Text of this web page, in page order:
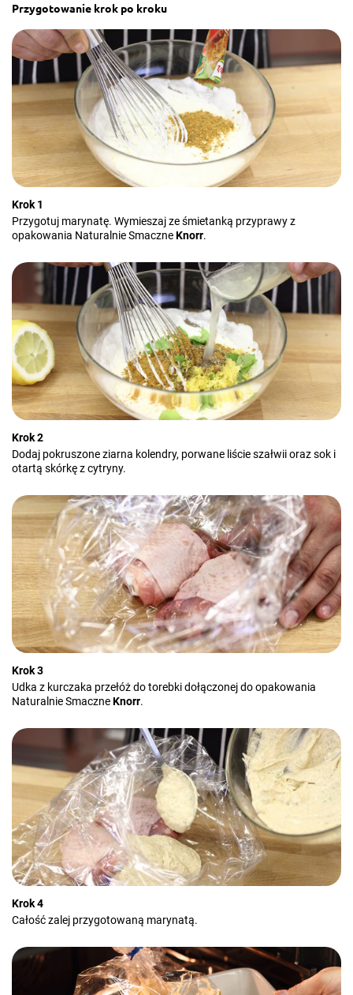
Przygotowanie krok po kroku
Krok 1
Przygotuj marynatę. Wymieszaj ze śmietanką przyprawy z
opakowania Naturalnie SmaczneKnorr.
Krok 2
Dodaj pokruszone ziarna kolendry, porwane liście szałwii oraz sok i
otartą skórkę z cytryny.
Krok 3
Udka z kurczaka przełóż do torebki dołączonej do opakowania
Naturalnie SmaczneKnorr.
Krok 4
Całość zalej przygotowaną marynatą.